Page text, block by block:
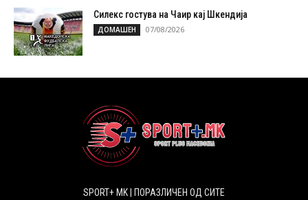
Силекс гостува на Чаир кај Шкендија
ДОМАШЕН 07/08/2026
SPORT+ MK | ПОРАЗЛИЧЕН ОД СИТЕ